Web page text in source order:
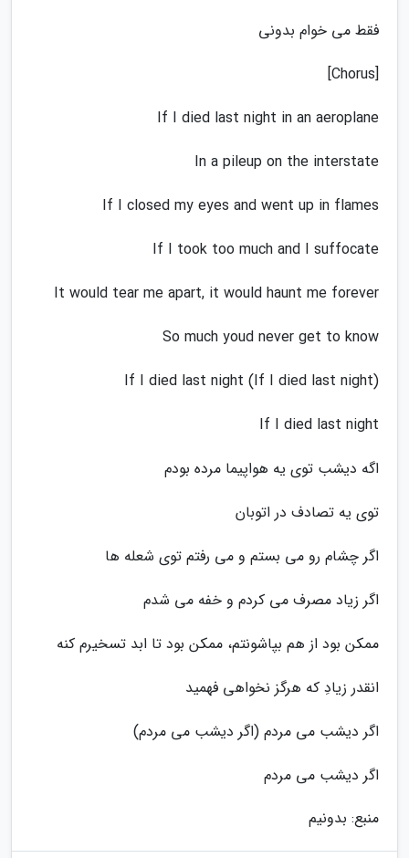
فقط می خوام بدونی
[Chorus]
If I died last night in an aeroplane
In a pileup on the interstate
If I closed my eyes and went up in flames
If I took too much and I suffocate
It would tear me apart, it would haunt me forever
So much youd never get to know
If I died last night (If I died last night)
If I died last night
اگه دیشب توی یه هواپیما مرده بودم
توی یه تصادف در اتوبان
اگر چشام رو می بستم و می رفتم توی شعله ها
اگر زیاد مصرف می کردم و خفه می شدم
ممکن بود از هم بپاشونتم، ممکن بود تا ابد تسخیرم کنه
انقدر زیادِ که هرگز نخواهی فهمید
اگر دیشب می مردم (اگر دیشب می مردم)
اگر دیشب می مردم
منبع: بدونیم